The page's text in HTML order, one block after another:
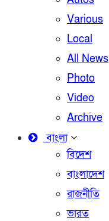
Various
Local
All News
Photo
Video
Archive
বাংলা
বিদেশ
বাংলাদেশ
রাজনীতি
ভারত